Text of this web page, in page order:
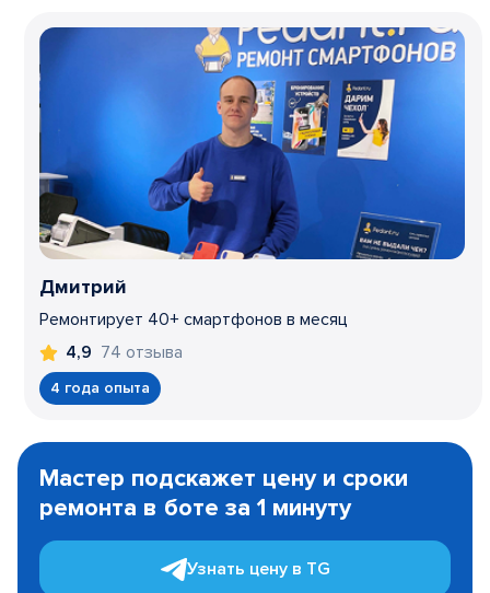
Дмитрий
Ремонтирует 40+ смартфонов в месяц
4,9 74 отзыва
4 года опыта
1
Мастер подскажет цену и сроки
ремонта в боте за 1 минуту
Узнать цену в TG